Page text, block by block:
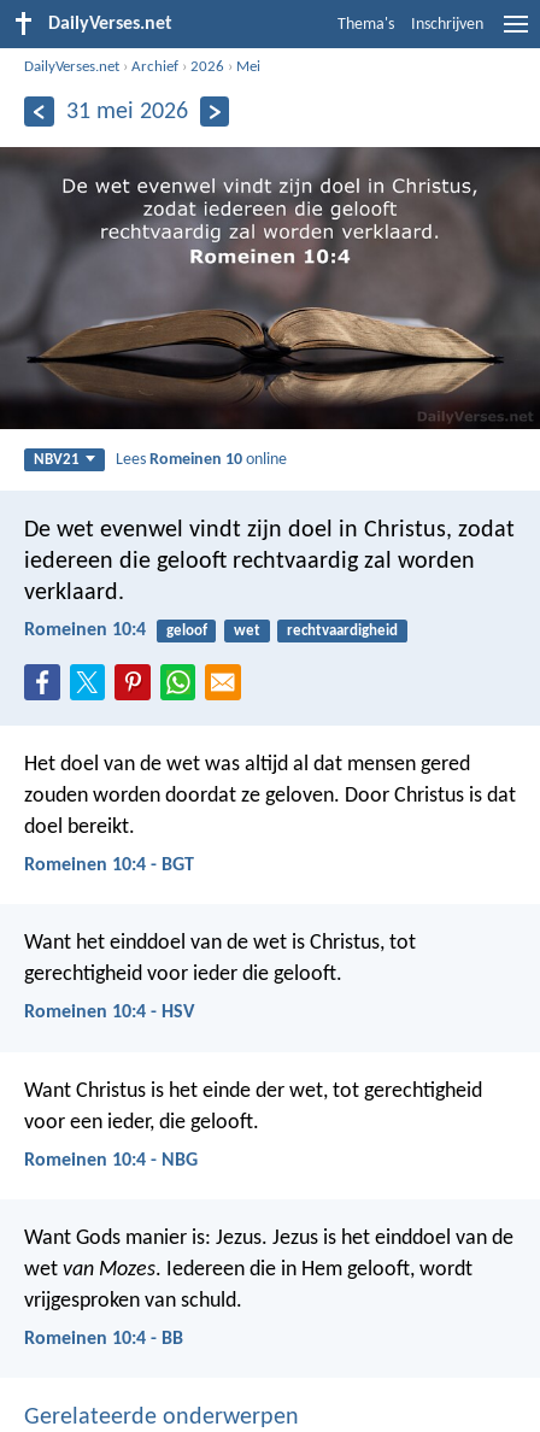
DailyVerses.net Thema's Inschrijven
DailyVerses.net ›Archief ›2026 › Mei
31 mei 2026
NBV21 LeesRomeinen 10 online
De wet evenwel vindt zijn doel in Christus, zodat
iedereen die gelooft rechtvaardig zal worden
verklaard.
Romeinen 10:4 geloof wet rechtvaardigheid
Het doel van de wet was altijd al dat mensen gered
zouden worden doordat ze geloven. Door Christus is dat
doel bereikt.
Romeinen 10:4 - BGT
Want het einddoel van de wet is Christus, tot
gerechtigheid voor ieder die gelooft.
Romeinen 10:4 - HSV
Want Christus is het einde der wet, tot gerechtigheid
voor een ieder, die gelooft.
Romeinen 10:4 - NBG
Want Gods manier is: Jezus. Jezus is het einddoel van de
wet van Mozes. Iedereen die in Hem gelooft, wordt
vrijgesproken van schuld.
Romeinen 10:4 - BB
Gerelateerde onderwerpen